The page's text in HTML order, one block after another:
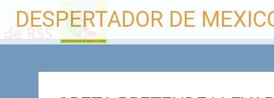
contenido
DESPERTADOR DE